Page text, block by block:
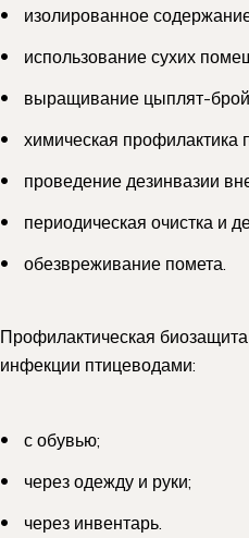
изолированное
использование сухих
выращивание цыплят-
химическая профилактика
проведение дезинвазии
периодическая очистка и
обезвреживание помета.
Профилактическая
инфекции птицеводами:
с обувью;
через одежду и руки;
через инвентарь.